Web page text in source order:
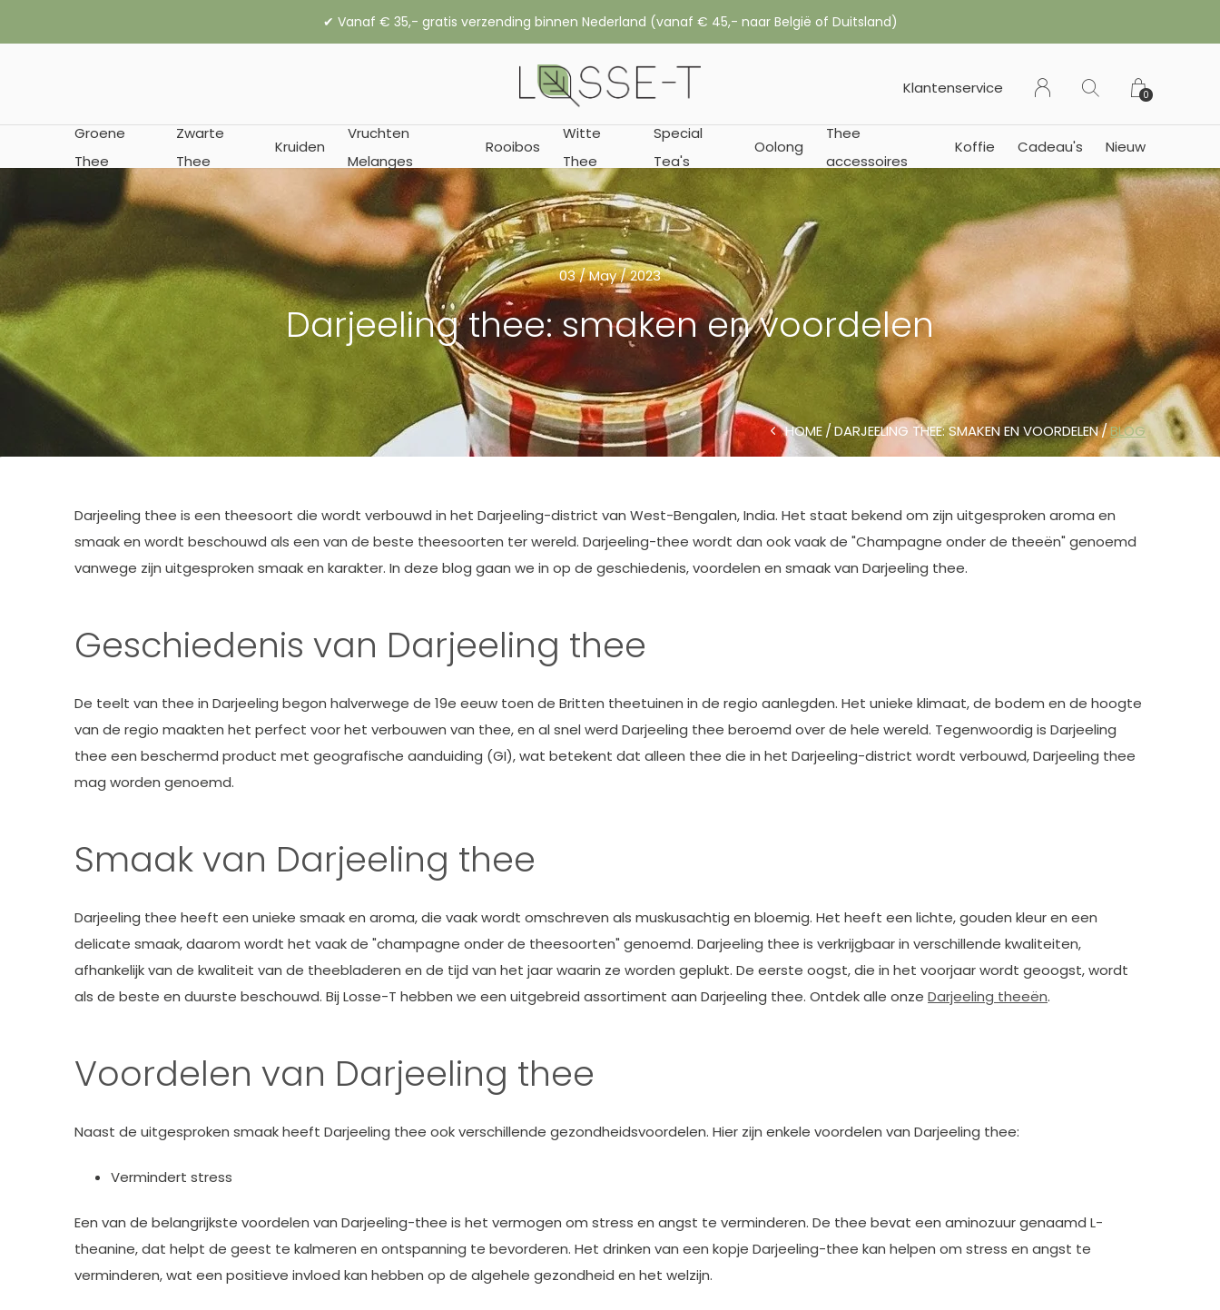
Groene
Thee
Zwarte
Thee
Kruiden
Vruchten
Melanges
Rooibos
Witte
Thee
Special
Tea's
Oolong
Thee
accessoires
Koffie Cadeau's Nieuw
Klantenservice 0
✔︎ Vanaf € 35,- gratis verzending binnen Nederland (vanaf € 45,- naar België of Duitsland)
03 / May / 2023
Darjeeling thee: smaken en voordelen
HOME DARJEELING THEE: SMAKEN EN VOORDELEN BLOG
Darjeeling thee is een theesoort die wordt verbouwd in het Darjeeling-district van West-Bengalen, India. Het staat bekend om zijn uitgesproken aroma en
smaak en wordt beschouwd als een van de beste theesoorten ter wereld. Darjeeling-thee wordt dan ook vaak de "Champagne onder de theeën" genoemd
vanwege zijn uitgesproken smaak en karakter. In deze blog gaan we in op de geschiedenis, voordelen en smaak van Darjeeling thee.
Geschiedenis van Darjeeling thee
De teelt van thee in Darjeeling begon halverwege de 19e eeuw toen de Britten theetuinen in de regio aanlegden. Het unieke klimaat, de bodem en de hoogte
van de regio maakten het perfect voor het verbouwen van thee, en al snel werd Darjeeling thee beroemd over de hele wereld. Tegenwoordig is Darjeeling
thee een beschermd product met geografische aanduiding (GI), wat betekent dat alleen thee die in het Darjeeling-district wordt verbouwd, Darjeeling thee
mag worden genoemd.
Smaak van Darjeeling thee
Darjeeling thee heeft een unieke smaak en aroma, die vaak wordt omschreven als muskusachtig en bloemig. Het heeft een lichte, gouden kleur en een
delicate smaak, daarom wordt het vaak de "champagne onder de theesoorten" genoemd. Darjeeling thee is verkrijgbaar in verschillende kwaliteiten,
afhankelijk van de kwaliteit van de theebladeren en de tijd van het jaar waarin ze worden geplukt. De eerste oogst, die in het voorjaar wordt geoogst, wordt
als de beste en duurste beschouwd. Bij Losse-T hebben we een uitgebreid assortiment aan Darjeeling thee. Ontdek alle onze Darjeeling theeën.
Voordelen van Darjeeling thee
Naast de uitgesproken smaak heeft Darjeeling thee ook verschillende gezondheidsvoordelen. Hier zijn enkele voordelen van Darjeeling thee:
Vermindert stress
Een van de belangrijkste voordelen van Darjeeling-thee is het vermogen om stress en angst te verminderen. De thee bevat een aminozuur genaamd L-
theanine, dat helpt de geest te kalmeren en ontspanning te bevorderen. Het drinken van een kopje Darjeeling-thee kan helpen om stress en angst te
verminderen, wat een positieve invloed kan hebben op de algehele gezondheid en het welzijn.